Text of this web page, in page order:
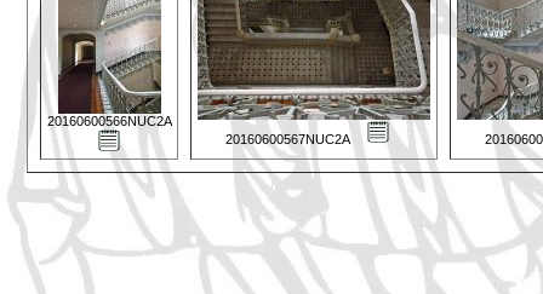
20160600566NUC2A
20160600567NUC2A